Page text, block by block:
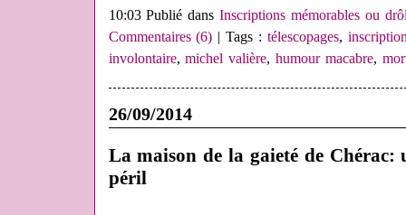
10:03 Publié dansInscriptions mémorables ou
Commentaires (6) | Tags : télescopages,
involontaire,michel valière,humour macabre,
26/09/2014
La maison de la gaieté de Chérac:
péril